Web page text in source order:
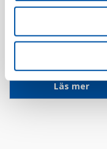
Flexrör HF 16/UTP
Läs mer